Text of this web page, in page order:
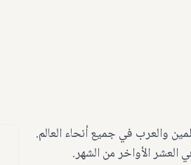
والعرب في جميع أنحاء العالم.
العشر الأواخر من الشهر.